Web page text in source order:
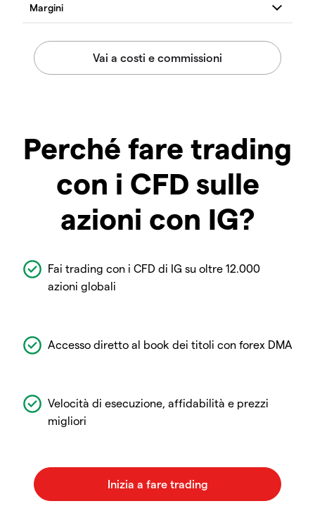
Perché fare trading
con i CFD sulle
azioni con IG?
Fai trading con i CFD di IG su oltre 12.000
azioni globali
Accesso diretto al book dei titoli con forex DMA
Velocità di esecuzione, affidabilità e prezzi
migliori